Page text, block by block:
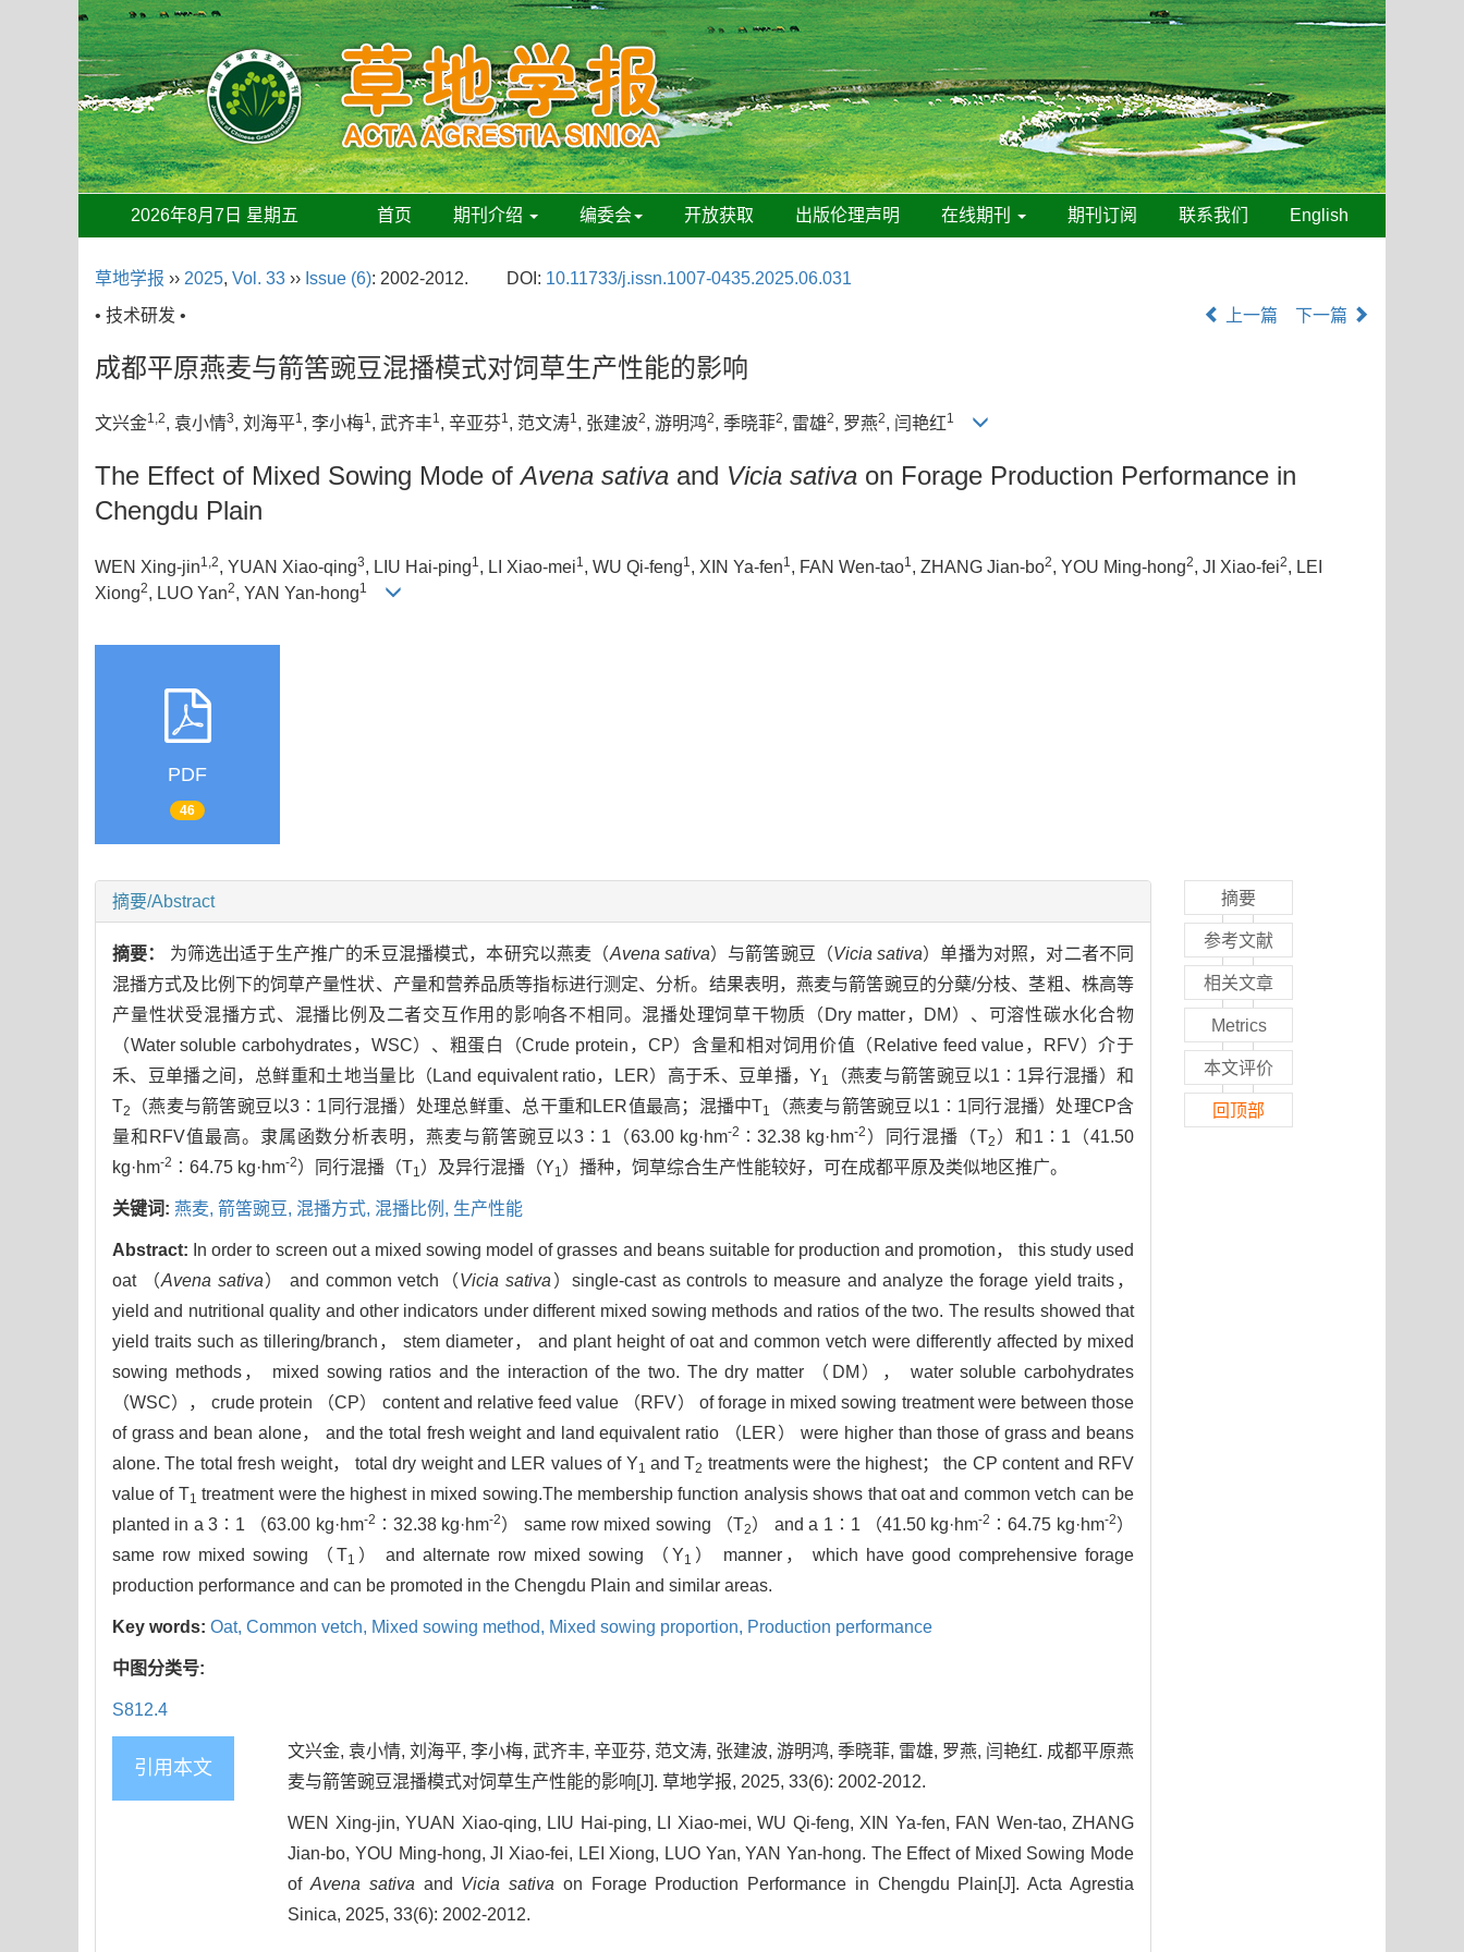
2026年8月7日 星期五 首页 期刊介绍 编委会 开放获取 出版伦理声明 在线期刊 期刊订阅 联系我们 English
草地学报 ›› 2025, Vol. 33 ›› Issue (6): 2002-2012. DOI: 10.11733/j.issn.1007-0435.2025.06.031
• 技术研发 •
上一篇 下一篇
成都平原燕麦与箭筈豌豆混播模式对饲草生产性能的影响
文兴金1,2, 袁小情3, 刘海平1, 李小梅1, 武齐丰1, 辛亚芬1, 范文涛1, 张建波2, 游明鸿2, 季晓菲2, 雷雄2, 罗燕2, 闫艳红1
The Effect of Mixed Sowing Mode ofAvena sativa and Vicia sativa on Forage Production Performance in
Chengdu Plain
WEN Xing-jin1,2, YUAN Xiao-qing3, LIU Hai-ping1 , LI Xiao-mei1 , WU Qi-feng1 , XIN Ya-fen1 , FAN Wen-tao1 , ZHANG Jian-bo2, YOU Ming-hong2, JI Xiao-fei2, LEI
Xiong2, LUO Yan2, YAN Yan-hong1
PDF
46
摘要/Abstract
摘要： 为筛选出适于生产推广的禾豆混播模式，本研究以燕麦（Avena sativa）与箭筈豌豆（Vicia sativa）单播为对照，对二者不同
混播方式及比例下的饲草产量性状、产量和营养品质等指标进行测定、分析。结果表明，燕麦与箭筈豌豆的分蘖/分枝、茎粗、株高等
产量性状受混播方式、混播比例及二者交互作用的影响各不相同。混播处理饲草干物质（Dry matter，DM）、可溶性碳水化合物
（Water soluble carbohydrates，WSC）、粗蛋白（Crude protein，CP）含量和相对饲用价值（Relative feed value，RFV）介于
禾、豆单播之间，总鲜重和土地当量比（Land equivalent ratio，LER）高于禾、豆单播，Y1
（燕麦与箭筈豌豆以1∶1异行混播）和
T2 （燕麦与箭筈豌豆以3∶1同行混播）处理总鲜重、总干重和LER值最高；混播中T1
（燕麦与箭筈豌豆以1∶1同行混播）处理CP含
量和RFV值最高。隶属函数分析表明，燕麦与箭筈豌豆以3∶1（63.00 kg·hm-2 ∶32.38 kg·hm-2 ）同行混播（T2 ）和1∶1（41.50
kg·hm-2 ∶64.75 kg·hm-2）同行混播（T1）及异行混播（Y1）播种，饲草综合生产性能较好，可在成都平原及类似地区推广。
关键词: 燕麦, 箭筈豌豆, 混播方式, 混播比例, 生产性能
Abstract: In order to screen out a mixed sowing model of grasses and beans suitable for production and promotion， this study used
oat （Avena sativa） and common vetch（Vicia sativa ）single-cast as controls to measure and analyze the forage yield traits，
yield and nutritional quality and other indicators under different mixed sowing methods and ratios of the two. The results showed that
yield traits such as tillering/branch， stem diameter， and plant height of oat and common vetch were differently affected by mixed
sowing methods， mixed sowing ratios and the interaction of the two. The dry matter （DM）， water soluble carbohydrates
（WSC）， crude protein （CP） content and relative feed value （RFV） of forage in mixed sowing treatment were between those
of grass and bean alone， and the total fresh weight and land equivalent ratio （LER） were higher than those of grass and beans
alone. The total fresh weight， total dry weight and LER values of Y1 and T2 treatments were the highest； the CP content and RFV
value of T1 treatment were the highest in mixed sowing.The membership function analysis shows that oat and common vetch can be
planted in a 3∶1 （63.00 kg·hm-2 ∶32.38 kg·hm-2） same row mixed sowing （T2） and a 1∶1 （41.50 kg·hm-2 ∶64.75 kg·hm-2）
same row mixed sowing （T1 ） and alternate row mixed sowing （Y1 ） manner， which have good comprehensive forage
production performance and can be promoted in the Chengdu Plain and similar areas.
Key words: Oat, Common vetch, Mixed sowing method, Mixed sowing proportion, Production performance
中图分类号:
S812.4
引用本文
文兴金, 袁小情, 刘海平, 李小梅, 武齐丰, 辛亚芬, 范文涛, 张建波, 游明鸿, 季晓菲, 雷雄, 罗燕, 闫艳红. 成都平原燕
麦与箭筈豌豆混播模式对饲草生产性能的影响[J]. 草地学报, 2025, 33(6): 2002-2012.
WEN Xing-jin, YUAN Xiao-qing, LIU Hai-ping, LI Xiao-mei, WU Qi-feng, XIN Ya-fen, FAN Wen-tao, ZHANG
Jian-bo, YOU Ming-hong, JI Xiao-fei, LEI Xiong, LUO Yan, YAN Yan-hong. The Effect of Mixed Sowing Mode
ofAvena sativa and Vicia sativa on Forage Production Performance in Chengdu Plain[J]. Acta Agrestia
Sinica, 2025, 33(6): 2002-2012.
摘要
参考文献
相关文章
Metrics
本文评价
回顶部